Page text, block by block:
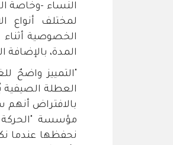
النساء -وخاصة
لمختلف أنواع
الخصوصية أثناء
المدة، بالإضافة
"التمييز واضحٌ
العطلة
بالافتراض أنهم
مؤسسة "الحركة
نحفظها عندما